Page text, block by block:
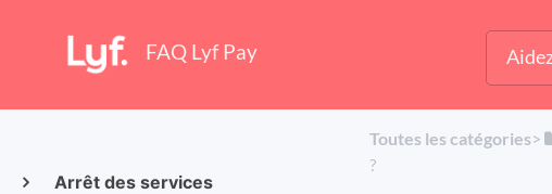
FAQ Lyf Pay
Arrêt des services
Toutes les catégories​>​
?